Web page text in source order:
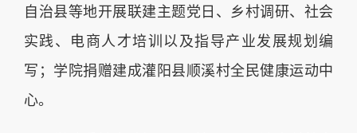
自治县等地开展联建主题党日、乡村调研、社会
实践、电商人才培训以及指导产业发展规划编
写；学院捐赠建成灌阳县顺溪村全民健康运动中
心。